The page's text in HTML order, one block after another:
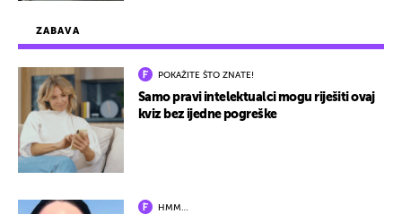
ZABAVA
POKAŽITE ŠTO ZNATE!
Samo pravi intelektualci mogu riješiti ovaj
kviz bez ijedne pogreške
HMM…